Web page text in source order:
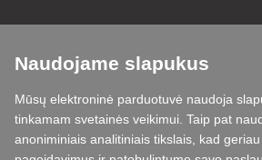
Visada suteiksime jums ekspertų
Skundai išnagrinėjami per 24 val
85 % sandėlyje esančių prekių
Naudojame slapukus
Mūsų elektroninė parduotuvė naudoja
tinkamam svetainės veikimui. Taip pat
anoniminiais analitiniais tikslais, kad